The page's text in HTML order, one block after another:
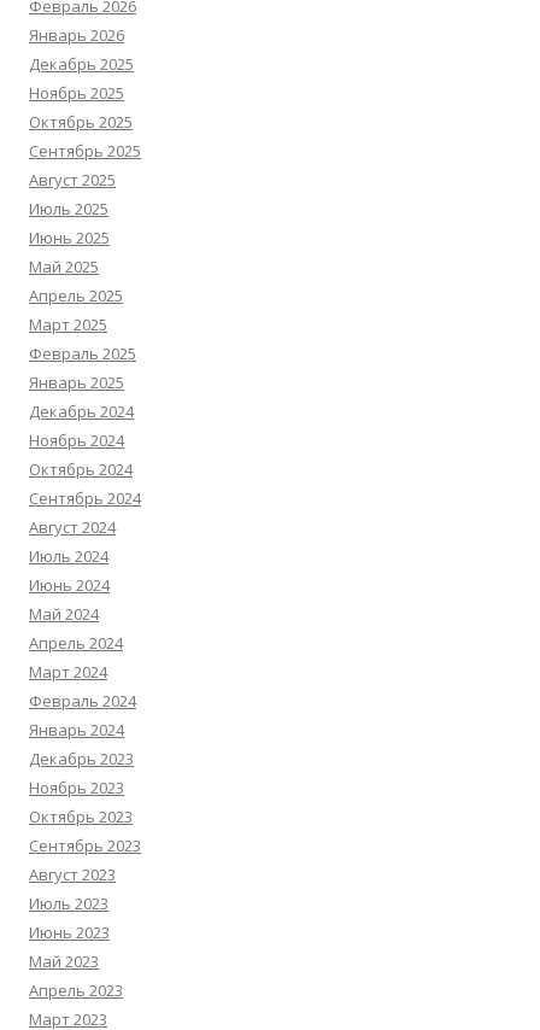
Февраль 2026
Январь 2026
Декабрь 2025
Ноябрь 2025
Октябрь 2025
Сентябрь 2025
Август 2025
Июль 2025
Июнь 2025
Май 2025
Апрель 2025
Март 2025
Февраль 2025
Январь 2025
Декабрь 2024
Ноябрь 2024
Октябрь 2024
Сентябрь 2024
Август 2024
Июль 2024
Июнь 2024
Май 2024
Апрель 2024
Март 2024
Февраль 2024
Январь 2024
Декабрь 2023
Ноябрь 2023
Октябрь 2023
Сентябрь 2023
Август 2023
Июль 2023
Июнь 2023
Май 2023
Апрель 2023
Март 2023